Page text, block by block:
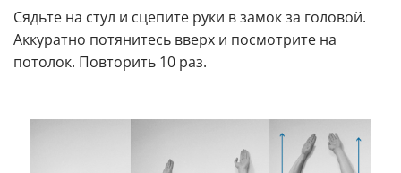
Сядьте на стул и сцепите руки в замок за головой.
Аккуратно потянитесь вверх и посмотрите на
потолок. Повторить 10 раз.